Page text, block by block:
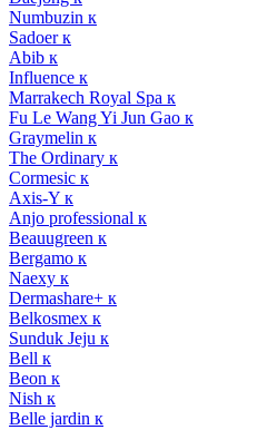
Numbuzin к
Sadoer к
Abib к
Influence к
Marrakech Royal Spa к
Fu Le Wang Yi Jun Gao к
Graymelin к
The Ordinary к
Cormesic к
Axis-Y к
Anjo professional к
Beauugreen к
Bergamo к
Naexy к
Dermashare+ к
Belkosmex к
Sunduk Jeju к
Bell к
Beon к
Nish к
Belle jardin к